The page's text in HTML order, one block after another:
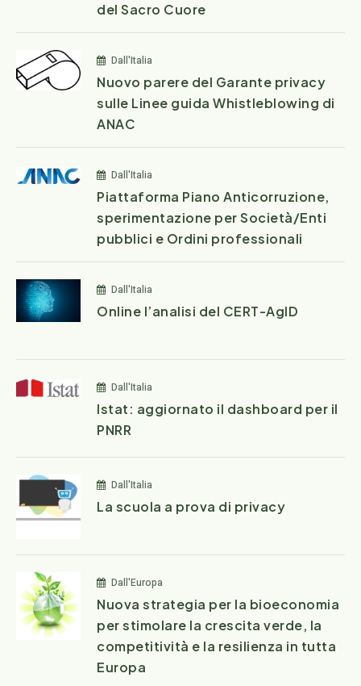
del Sacro Cuore
Dall'Italia
Nuovo parere del Garante privacy
sulle Linee guida Whistleblowing di
ANAC
Dall'Italia
Piattaforma Piano Anticorruzione,
sperimentazione per Società/Enti
pubblici e Ordini professionali
Dall'Italia
Online l’analisi del CERT-AgID
Dall'Italia
Istat: aggiornato il dashboard per il
PNRR
Dall'Italia
La scuola a prova di privacy
Dall'Europa
Nuova strategia per la bioeconomia
per stimolare la crescita verde, la
competitività e la resilienza in tutta
Europa